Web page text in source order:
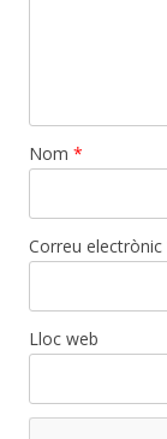
Nom *
Correu electrònic
Lloc web